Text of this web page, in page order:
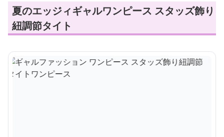
夏のエッジィギャルワンピース スタッズ飾り
紐調節タイト